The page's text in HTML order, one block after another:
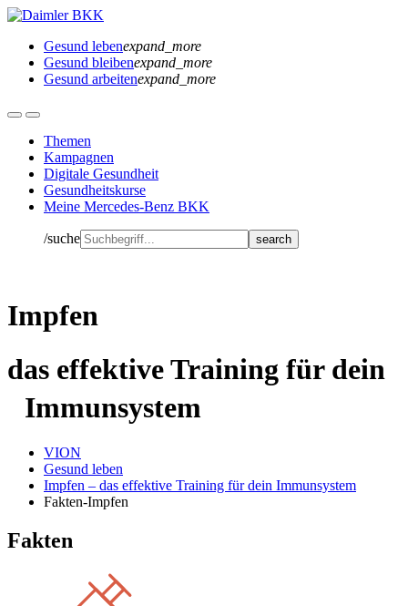
Gesund lebenexpand_more
Gesund bleibenexpand_more
Gesund arbeitenexpand_more
Themen
Kampagnen
Digitale Gesundheit
Gesundheitskurse
Meine Mercedes-Benz BKK
/suche
Impfen
das effektive Training für dein
Immunsystem
VION
Gesund leben
Impfen – das effektive Training für dein Immunsystem
Fakten-Impfen
Fakten